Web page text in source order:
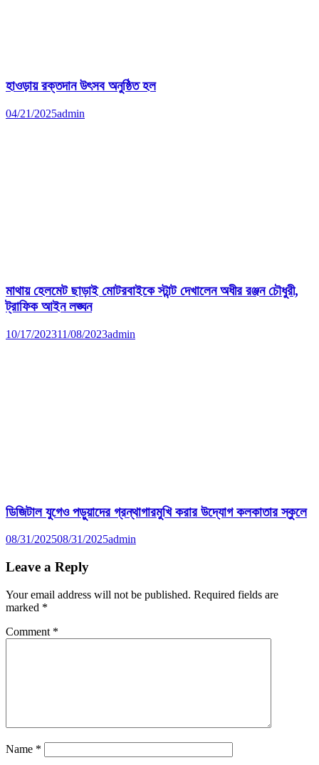
হাওড়ায় রক্তদান উৎসব অনুষ্ঠিত হল
04/21/2025admin
মাথায় হেলমেট ছাড়াই মোটরবাইকে স্টান্ট দেখালেন অধীর রঞ্জন চৌধুরী,
ট্রাফিক আইন লঙ্ঘন
10/17/202311/08/2023admin
ডিজিটাল যুগেও পড়ুয়াদের গ্রন্থাগারমুখি করার উদ্যোগ কলকাতার স্কুলে
08/31/202508/31/2025admin
Leave a Reply
Your email address will not be published. Required fields are
marked *
Comment *
Name *